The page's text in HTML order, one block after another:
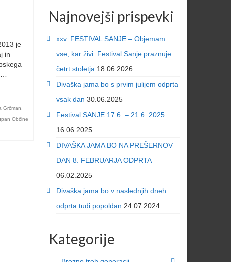
je
in
Grčman
Občine
Najnovejši prispevki
xxv. FESTIVAL SANJE – Objemam
vse, kar živi: Festival Sanje praznuje
četrt stoletja 18.06.2026
Divaška jama bo s prvim julijem odprta
vsak dan 30.06.2025
Festival SANJE 17.6. – 21.6. 2025
16.06.2025
DIVAŠKA JAMA BO NA PREŠERNOV
DAN 8. FEBRUARJA ODPRTA
06.02.2025
Divaška jama bo v naslednjih dneh
odprta tudi popoldan 24.07.2024
Kategorije